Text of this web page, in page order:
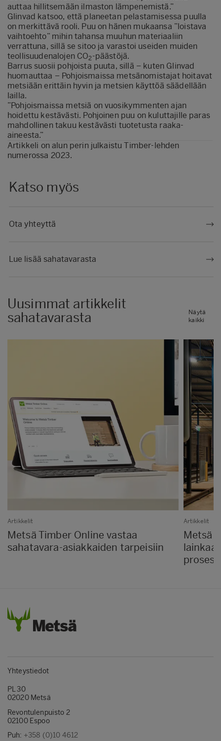
auttaa hillitsemään ilmaston lämpenemistä.”
Glinvad katsoo, että planeetan pelastamisessa puulla
on merkittävä rooli. Puu on hänen mukaansa ”loistava
vaihtoehto” mihin tahansa muuhun materiaaliin
verrattuna, sillä se sitoo ja varastoi useiden muiden
teollisuudenalojen CO2-päästöjä.
Barrus suosii pohjoista puuta, sillä – kuten Glinvad
huomauttaa – Pohjoismaissa metsänomistajat hoitavat
metsiään erittäin hyvin ja metsien käyttöä säädellään
lailla.
”Pohjoismaissa metsiä on vuosikymmenten ajan
hoidettu kestävästi. Pohjoinen puu on kuluttajille paras
mahdollinen takuu kestävästi tuotetusta raaka-
aineesta.”
Artikkeli on alun perin julkaistuTimber-lehden
numerossa 2023.
Katso myös
Ota yhteyttä
Lue lisää sahatavarasta
Uusimmat artikkelit
sahatavarasta
Näytä
kaikki
Artikkelit
Metsä Timber Online vastaa
sahatavara-asiakkaiden tarpeisiin
Artikkelit
Metsä
Yhteystiedot
PL 30
02020 Metsä
Revontulenpuisto 2
02100 Espoo
Puh: +358 (0)10 4612